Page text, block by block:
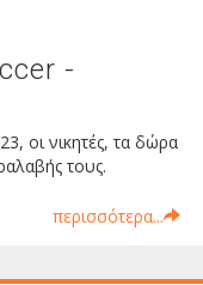
-
οι νικητές, τα δώρα
τους.
περισσότερα...